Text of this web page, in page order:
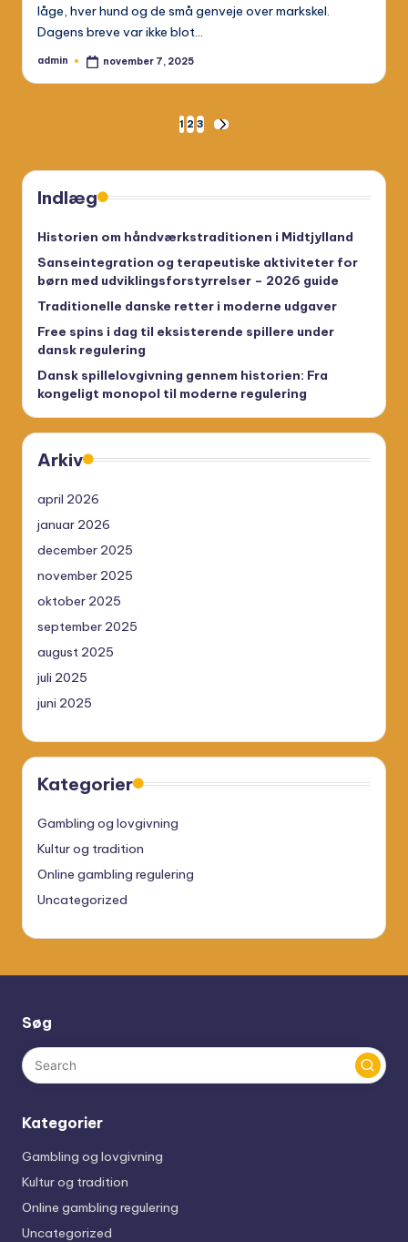
låge, hver hund og de små genveje over markskel.
Dagens breve var ikke blot…
Posted
admin november 7, 2025
Indlægsinddeling
1 2 3
NEXT
Indlæg
Historien om håndværkstraditionen i Midtjylland
Sanseintegration og terapeutiske aktiviteter for
børn med udviklingsforstyrrelser – 2026 guide
Traditionelle danske retter i moderne udgaver
Free spins i dag til eksisterende spillere under
dansk regulering
Dansk spillelovgivning gennem historien: Fra
kongeligt monopol til moderne regulering
Arkiv
april 2026
januar 2026
december 2025
november 2025
oktober 2025
september 2025
august 2025
juli 2025
juni 2025
Kategorier
Gambling og lovgivning
Kultur og tradition
Online gambling regulering
Uncategorized
Søg
Kategorier
Gambling og lovgivning
Kultur og tradition
Online gambling regulering
Uncategorized